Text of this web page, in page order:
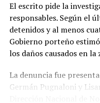
consideran que esas
participación efectiva de
En cuanto a los plazos,
internacional prevé
sesión del Comité de
El escrito pide la
responsables. Según el
detenidos y al menos
Gobierno porteño
los daños causados en la
La denuncia fue
Germán Pugnaloni y